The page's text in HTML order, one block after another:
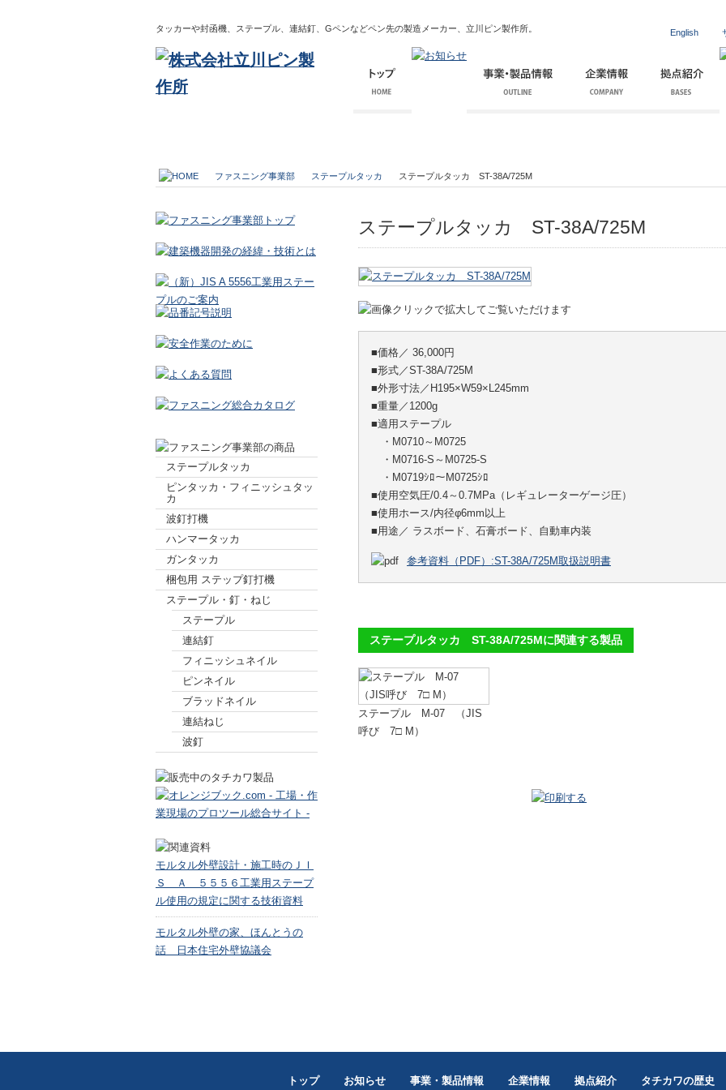
タッカーや封函機、ステープル、連結釘、Gペンなどペン先の製造メーカー、立川ピン製作所。 English
ファスニング事業部 ステープルタッカ ステープルタッカ ST-38A/725M
ステープルタッカ
ピンタッカ・フィニッシュタッ
カ
波釘打機
ハンマータッカ
ガンタッカ
梱包用 ステップ釘打機
ステープル・釘・ねじ
ステープル
連結釘
フィニッシュネイル
ピンネイル
ブラッドネイル
連結ねじ
波釘
モルタル外壁設計・施工時のＪＩ
Ｓ Ａ ５５５６工業用ステープ
ル使用の規定に関する技術資料
モルタル外壁の家、ほんとうの
話 日本住宅外壁協議会
ステープルタッカ ST-38A/725M
■価格／ 36,000円
■形式／ST-38A/725M
■外形寸法／H195×W59×L245mm
■重量／1200g
■適用ステープル
・M0710～M0725
・M0716-S～M0725-S
・M0719ｼﾛ～M0725ｼﾛ
■使用空気圧/0.4～0.7MPa（レギュレーターゲージ圧）
■使用ホース/内径φ6mm以上
■用途／ ラスボード、石膏ボード、自動車内装
参考資料（PDF）:ST-38A/725M取扱説明書
ステープルタッカ ST-38A/725Mに関連する製品
ステープル M-07 （JIS
呼び 7□ M）
トップ お知らせ 事業・製品情報 企業情報 拠点紹介 タチカワの歴史